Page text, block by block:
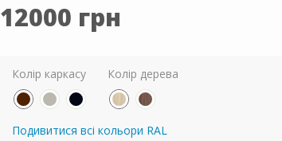
12000 грн
Колір каркасу Колір дерева
Подивитися всі кольори RAL